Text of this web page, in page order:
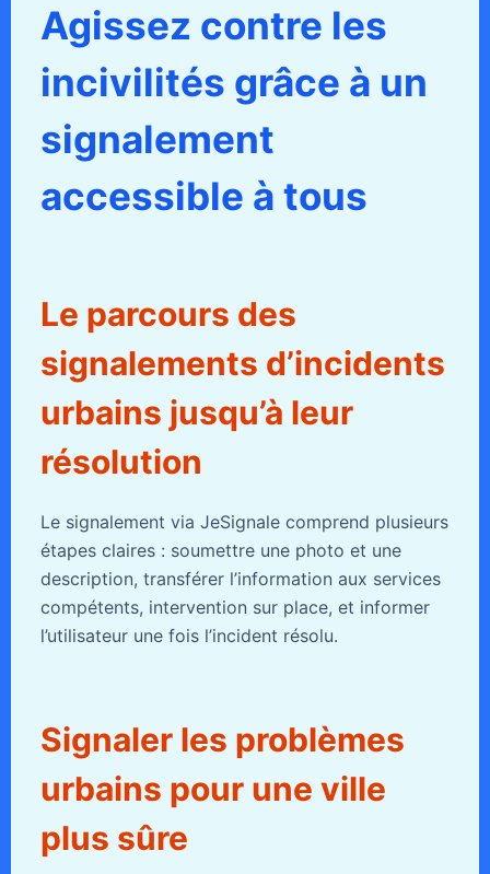
Agissez contre les
incivilités grâce à un
signalement
accessible à tous
Le parcours des
signalements d’incidents
urbains jusqu’à leur
résolution
Le signalement via JeSignale comprend plusieurs
étapes claires : soumettre une photo et une
description, transférer l’information aux services
compétents, intervention sur place, et informer
l’utilisateur une fois l’incident résolu.
Signaler les problèmes
urbains pour une ville
plus sûre